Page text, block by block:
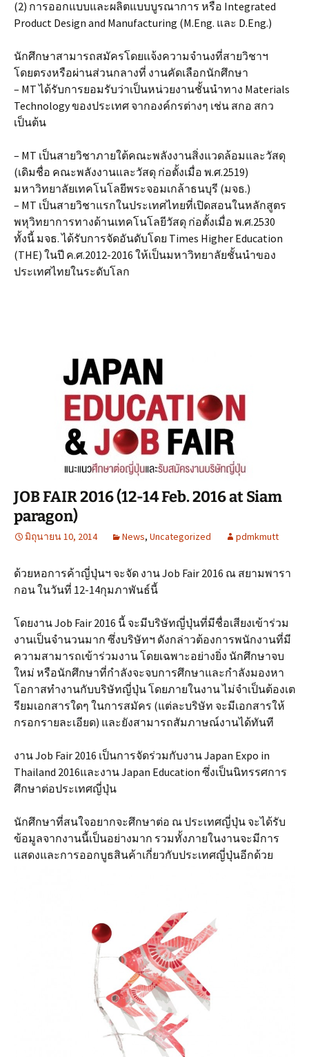
(2) การออกแบบและผลิตแบบบูรณาการ หรือ Integrated
Product Design and Manufacturing (M.Eng. และ D.Eng.)
นักศึกษาสามารถสมัครโดยแจ้งความจำนงที่สายวิชาฯ
โดยตรงหรือผ่านส่วนกลางที่ งานคัดเลือกนักศึกษา
– MT ได้รับการยอมรับว่าเป็นหน่วยงานชั้นนำทาง Materials
Technology ของประเทศ จากองค์กรต่างๆ เช่น สกอ สกว
เป็นต้น
– MT เป็นสายวิชาภายใต้คณะพลังงานสิ่งแวดล้อมและวัสดุ
(เดิมชื่อ คณะพลังงานและวัสดุ ก่อตั้งเมื่อ พ.ศ.2519)
มหาวิทยาลัยเทคโนโลยีพระจอมเกล้าธนบุรี (มจธ.)
– MT เป็นสายวิชาแรกในประเทศไทยที่เปิดสอนในหลักสูตร
พหุวิทยาการทางด้านเทคโนโลยีวัสดุ ก่อตั้งเมื่อ พ.ศ.2530
ทั้งนี้ มจธ. ได้รับการจัดอันดับโดย Times Higher Education
(THE) ในปี ค.ศ.2012-2016 ให้เป็นมหาวิทยาลัยชั้นนำของ
ประเทศไทยในระดับโลก
JOB FAIR 2016 (12-14 Feb. 2016 at Siam
paragon)
มิถุนายน 10, 2014 News, Uncategorized pdmkmutt
ด้วยหอการค้าญี่ปุ่นฯ จะจัด งาน Job Fair 2016 ณ สยามพารา
กอน ในวันที่ 12-14กุมภาพันธ์นี้
โดยงาน Job Fair 2016 นี้ จะมีบริษัทญี่ปุ่นที่มีชื่อเสียงเข้าร่วม
งานเป็นจำนวนมาก ซึ่งบริษัทฯ ดังกล่าวต้องการพนักงานที่มี
ความสามารถเข้าร่วมงาน โดยเฉพาะอย่างยิ่ง นักศึกษาจบ
ใหม่ หรือนักศึกษาที่กำลังจะจบการศึกษาและกำลังมองหา
โอกาสทำงานกับบริษัทญี่ปุ่น โดยภายในงาน ไม่จำเป็นต้องเต
รียมเอกสารใดๆ ในการสมัคร (แต่ละบริษัท จะมีเอกสารให้
กรอกรายละเอียด) และยังสามารถสัมภาษณ์งานได้ทันที
งาน Job Fair 2016 เป็นการจัดร่วมกับงาน Japan Expo in
Thailand 2016และงาน Japan Education ซึ่งเป็นนิทรรศการ
ศึกษาต่อประเทศญี่ปุ่น
นักศึกษาที่สนใจอยากจะศึกษาต่อ ณ ประเทศญี่ปุ่น จะได้รับ
ข้อมูลจากงานนี้เป็นอย่างมาก รวมทั้งภายในงานจะมีการ
แสดงและการออกบูธสินค้าเกี่ยวกับประเทศญี่ปุ่นอีกด้วย